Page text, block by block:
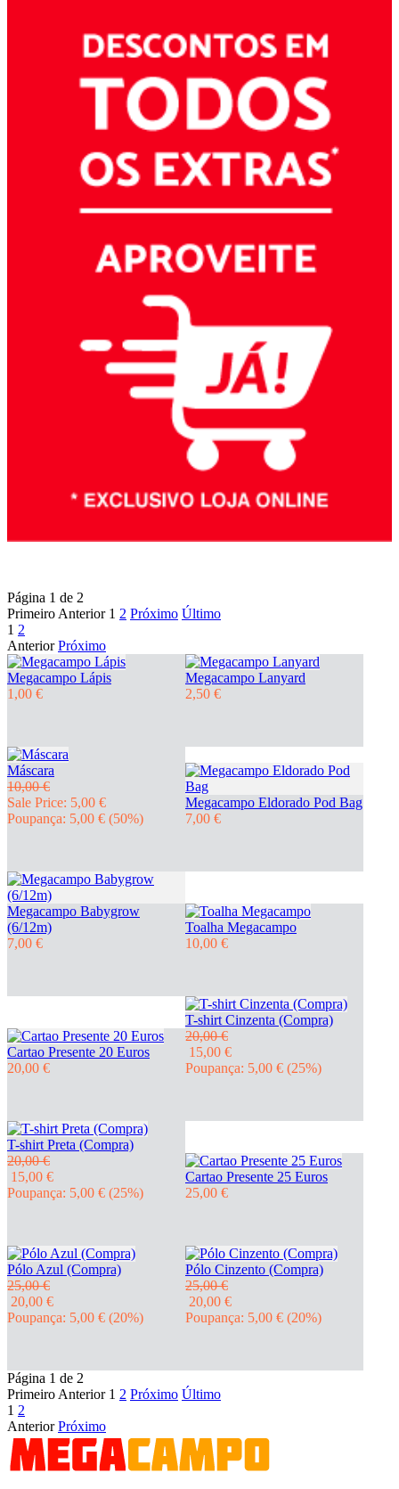
Página 1 de 2
Primeiro Anterior 1 2 Próximo Último
1 2
Anterior Próximo
Megacampo Lápis
1,00 €
Megacampo Lanyard
2,50 €
Máscara
10,00 €
Sale Price: 5,00 €
Poupança: 5,00 € (50%)
Megacampo Eldorado Pod Bag
7,00 €
Megacampo Babygrow
(6/12m)
7,00 €
Toalha Megacampo
10,00 €
Cartao Presente 20 Euros
20,00 €
T-shirt Cinzenta (Compra)
20,00 €
15,00 €
Poupança: 5,00 € (25%)
T-shirt Preta (Compra)
20,00 €
15,00 €
Poupança: 5,00 € (25%)
Cartao Presente 25 Euros
25,00 €
Pólo Azul (Compra)
25,00 €
20,00 €
Poupança: 5,00 € (20%)
Pólo Cinzento (Compra)
25,00 €
20,00 €
Poupança: 5,00 € (20%)
Página 1 de 2
Primeiro Anterior 1 2 Próximo Último
1 2
Anterior Próximo